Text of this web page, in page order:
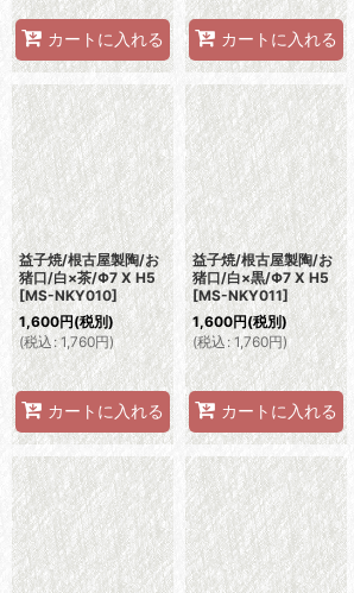
カートに入れる カートに入れる
益子焼/根古屋製陶/お
猪口/白×茶/Φ7 X H5
[MS-NKY010]
1,600円(税別)
(税込 : 1,760円)
カートに入れる
益子焼/根古屋製陶/お
猪口/白×黒/Φ7 X H5
[MS-NKY011]
1,600円(税別)
(税込 : 1,760円)
カートに入れる